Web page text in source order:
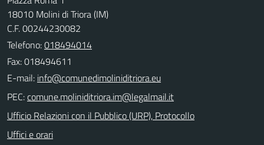
18010 Molini di Triora (IM)
C.F. 00244230082
Telefono:018494014
Fax: 018494611
E-mail:
PEC:
Ufficio Relazioni con il Pubblico (URP), Protocollo
Uffici e orari